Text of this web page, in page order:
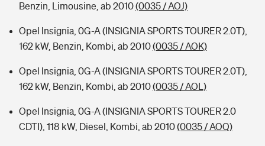
Benzin, Limousine, ab 2010(0035 / AOJ)
Opel Insignia, 0G-A (INSIGNIA SPORTS TOURER 2.0T),
162 kW, Benzin, Kombi, ab 2010(0035 / AOK)
Opel Insignia, 0G-A (INSIGNIA SPORTS TOURER 2.0T),
162 kW, Benzin, Kombi, ab 2010(0035 / AOL)
Opel Insignia, 0G-A (INSIGNIA SPORTS TOURER 2.0
CDTI), 118 kW, Diesel, Kombi, ab 2010(0035 / AOQ)